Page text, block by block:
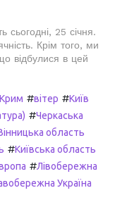
сьогодні, 25 січня.
Крім того, ми
відбулися в цей
Крим #вітер #Київ
#Черкаська
область
#Київська область
#Лівобережна
Україна